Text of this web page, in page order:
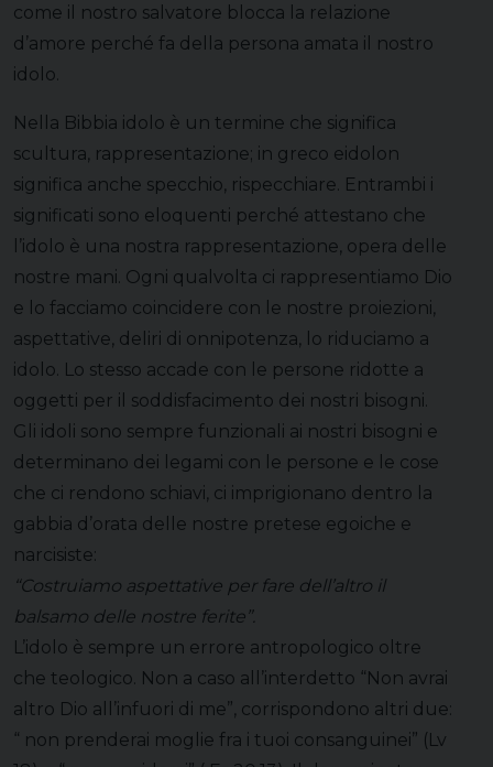
come il nostro salvatore blocca la relazione
d’amore perché fa della persona amata il nostro
idolo.
Nella Bibbia idolo è un termine che significa
scultura, rappresentazione; in greco eidolon
significa anche specchio, rispecchiare. Entrambi i
significati sono eloquenti perché attestano che
l’idolo è una nostra rappresentazione, opera delle
nostre mani. Ogni qualvolta ci rappresentiamo Dio
e lo facciamo coincidere con le nostre proiezioni,
aspettative, deliri di onnipotenza, lo riduciamo a
idolo. Lo stesso accade con le persone ridotte a
oggetti per il soddisfacimento dei nostri bisogni.
Gli idoli sono sempre funzionali ai nostri bisogni e
determinano dei legami con le persone e le cose
che ci rendono schiavi, ci imprigionano dentro la
gabbia d’orata delle nostre pretese egoiche e
narcisiste:
“Costruiamo aspettative per fare dell’altro il
balsamo delle nostre ferite”.
L’idolo è sempre un errore antropologico oltre
che teologico. Non a caso all’interdetto “Non avrai
altro Dio all’infuori di me”, corrispondono altri due:
“ non prenderai moglie fra i tuoi consanguinei” (Lv